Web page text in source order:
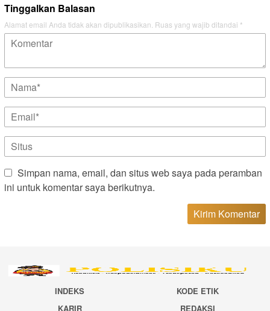
Tinggalkan Balasan
Alamat email Anda tidak akan dipublikasikan. Ruas yang wajib ditandai *
Simpan nama, email, dan situs web saya pada peramban
ini untuk komentar saya berikutnya.
INDEKS
KODE ETIK
KARIR
REDAKSI